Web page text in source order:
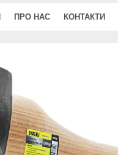
ПРО НАС КОНТАКТИ